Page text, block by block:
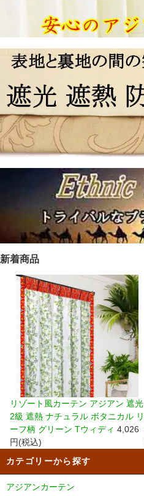
新着商品
リゾート風カーテン アジアン 遮光
2級 遮熱 ナチュラル ボタニカル リ
ーフ柄 グリーン Tウィディ 4,026
円(税込)
カテゴリーから探す
アジアンカーテン